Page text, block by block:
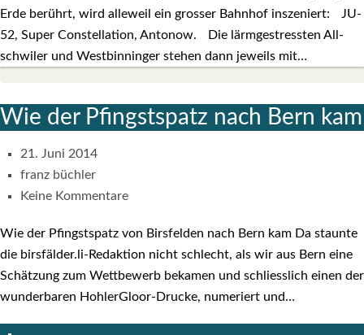
Erde berührt, wird alle­weil ein gros­ser Bahn­hof insze­niert: JU-
52, Super Con­stel­la­ti­on, Anto­now. Die lärm­ge­stress­ten All­
schwi­ler und West­bin­nin­ger ste­hen dann jeweils mit…
Wie der Pfingst­spatz nach Bern kam
21. Juni 2014
franz büchler
Keine Kommentare
Wie der Pfingst­spatz von Birs­fel­den nach Bern kam Da staun­te
die birsfälder.li-Redaktion nicht schlecht, als wir aus Bern eine
Schät­zung zum Wett­be­werb beka­men und schliess­lich einen der
wun­der­ba­ren Hohl­er­G­­lo­or-Dru­­cke, nume­riert und…